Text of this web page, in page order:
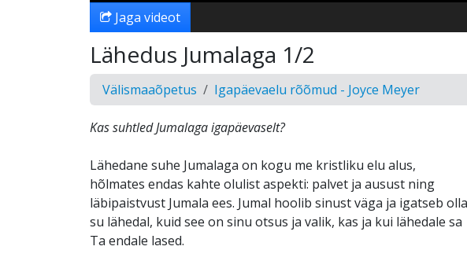
Jaga videot
Lähedus Jumalaga 1/2
Välismaaõpetus Igapäevaelu rõõmud - Joyce Meyer
Kas suhtled Jumalaga igapäevaselt?
Lähedane suhe Jumalaga on kogu me kristliku elu alus,
hõlmates endas kahte olulist aspekti: palvet ja ausust ning
läbipaistvust Jumala ees. Jumal hoolib sinust väga ja igatseb olla
su lähedal, kuid see on sinu otsus ja valik, kas ja kui lähedale sa
Ta endale lased.